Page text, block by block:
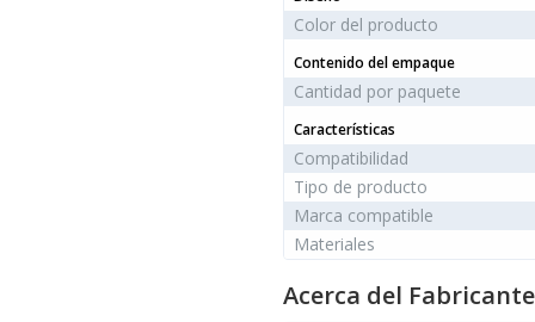
Color del producto
Contenido del empaque
Cantidad por paquete
Características
Compatibilidad
Tipo de producto
Marca compatible
Materiales
Acerca del Fabricante